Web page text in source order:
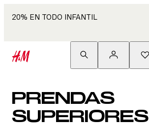
20% EN TODO INFANTIL
PRENDAS
SUPERIORES